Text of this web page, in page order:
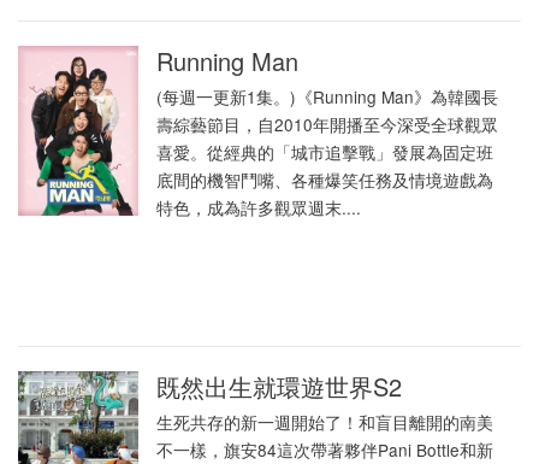
Running Man
(每週一更新1集。)《Running Man》為韓國長
壽綜藝節目，自2010年開播至今深受全球觀眾
喜愛。從經典的「城市追擊戰」發展為固定班
底間的機智鬥嘴、各種爆笑任務及情境遊戲為
特色，成為許多觀眾週末....
既然出生就環遊世界S2
生死共存的新一週開始了！和盲目離開的南美
不一樣，旗安84這次帶著夥伴Pani Bottle和新